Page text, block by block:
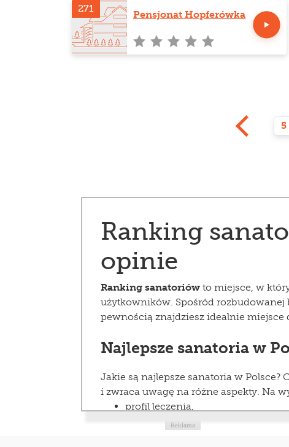
271
Pensjonat Hopferówka
5
Ranking
opinie
Ranking sanatoriów to miejsce, w
użytkowników. Spośród
pewnością znajdziesz idealnie miejsce
Najlepsze sanatoria w
Jakie są najlepsze sanatoria w
i zwraca uwagę na różne aspekty. Na
profil leczenia,
cena pobytu,Reklama